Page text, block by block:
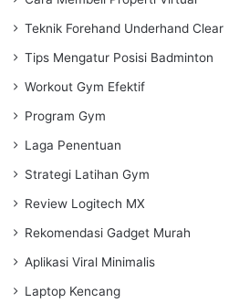
Teknik Forehand Underhand Clear
Tips Mengatur Posisi Badminton
Workout Gym Efektif
Program Gym
Laga Penentuan
Strategi Latihan Gym
Review Logitech MX
Rekomendasi Gadget Murah
Aplikasi Viral Minimalis
Laptop Kencang